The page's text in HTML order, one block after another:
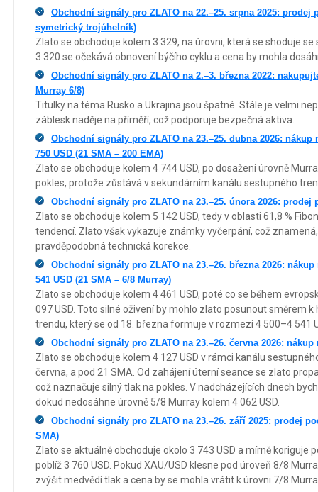
Obchodní signály pro ZLATO na 22.–25. srpna 2025: prodej
symetrický trojúhelník)
Zlato se obchoduje kolem 3 329, na úrovni, která se shoduje
3 320 se očekává obnovení býčího cyklu a cena by mohla
Obchodní signály pro ZLATO na 2.–3. března 2022:
Murray 6/8)
Titulky na téma Rusko a Ukrajina jsou špatné. Stále je velmi
záblesk naděje na příměří, což podporuje bezpečná aktiva.
Obchodní signály pro ZLATO na 23.–25. dubna 2026: nákup
750 USD (21 SMA – 200 EMA)
Zlato se obchoduje kolem 4 744 USD, po dosažení úrovně
pokles, protože zůstává v sekundárním kanálu sestupného
Obchodní signály pro ZLATO na 23.–25. února 2026: prodej
Zlato se obchoduje kolem 5 142 USD, tedy v oblasti 61,8 %
tendencí. Zlato však vykazuje známky vyčerpání, což
pravděpodobná technická korekce.
Obchodní signály pro ZLATO na 23.–26. března 2026:
541 USD (21 SMA – 6/8 Murray)
Zlato se obchoduje kolem 4 461 USD, poté co se během
097 USD. Toto silné oživení by mohlo zlato posunout směrem
trendu, který se od 18. března formuje v rozmezí 4 500–4 541
Obchodní signály pro ZLATO na 23.–26. června 2026: nákup
Zlato se obchoduje kolem 4 127 USD v rámci kanálu
června, a pod 21 SMA. Od zahájení úterní seance se zlato
což naznačuje silný tlak na pokles. V nadcházejících dnech
dokud nedosáhne úrovně 5/8 Murray kolem 4 062 USD.
Obchodní signály pro ZLATO na 23.–26. září 2025: prodej
SMA)
Zlato se aktuálně obchoduje okolo 3 743 USD a mírně koriguje
poblíž 3 760 USD. Pokud XAU/USD klesne pod úroveň 8/8
zvýšit medvědí tlak a cena by se mohla vrátit k úrovni 7/8